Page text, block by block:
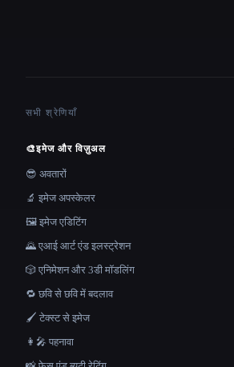
सभी श्रेणियाँ
🎨इमेज और विज़ुअल
😎 अवतारों
🔬 इमेज अपस्केलर
🖼️ इमेज एडिटिंग
🌄 एआई आर्ट एंड इलस्ट्रेशन
🎲 एनिमेशन और 3डी मॉडलिंग
🔁 छवि से छवि में बदलाव
🖌️ टेक्स्ट से इमेज
👩‍🎤 पहनावा